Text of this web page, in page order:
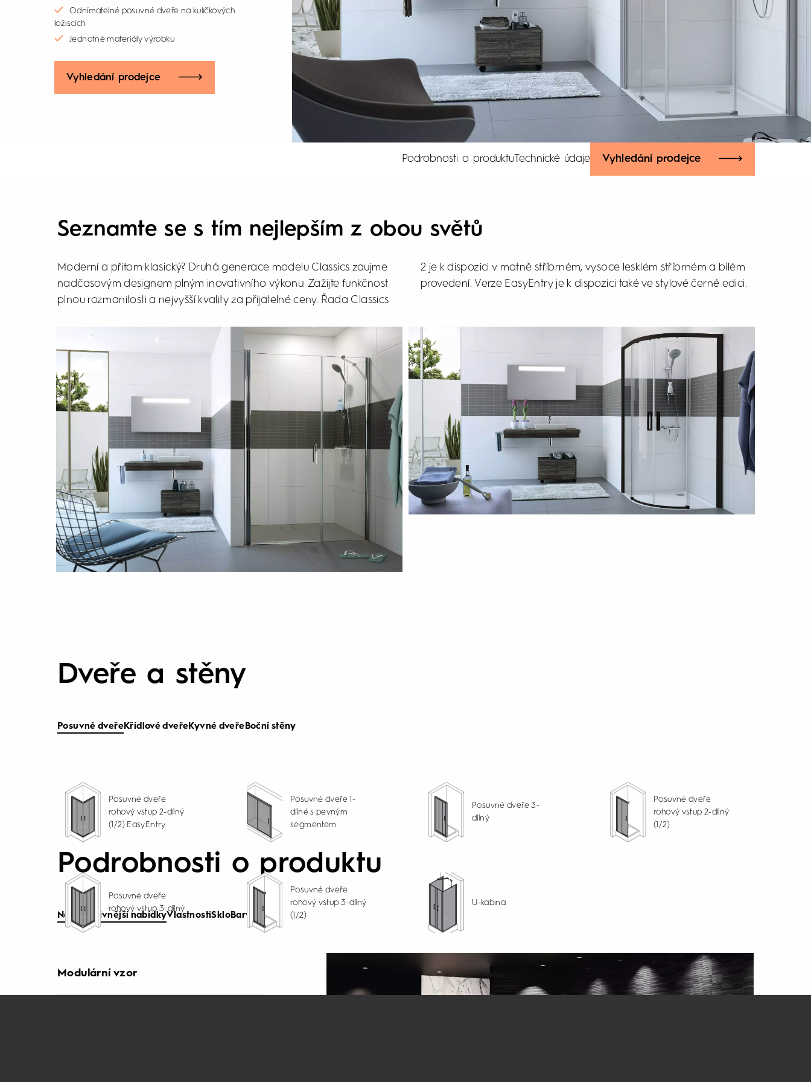
Odnímatelné posuvné dveře na kuličkových
ložiscích
Jednotné materiály výrobku
Vyhledání prodejce
Podrobnosti o produktu Technické údaje Vyhledání prodejce
Seznamte se s tím nejlepším z obou světů
Moderní a přitom klasický? Druhá generace modelu Classics zaujme
nadčasovým designem plným inovativního výkonu. Zažijte funkčnost
plnou rozmanitosti a nejvyšší kvality za přijatelné ceny. Řada Classics
2 je k dispozici v matně stříbrném, vysoce lesklém stříbrném a bílém
provedení. Verze EasyEntry je k dispozici také ve stylové černé edici.
Dveře a stěny
Posuvné dveřeKřídlové dveřeKyvné dveřeBoční stěny
Posuvné dveře
rohový vstup 2-dílný
(1/2) EasyEntry
Posuvné dveře 1-
dílné s pevným
segmentem
Posuvné dveře 3-
dílný
Posuvné dveře
rohový vstup 2-dílný
(1/2)
Posuvné dveře
rohový vstup 3-dílný
Posuvné dveře
rohový vstup 3-dílný
(1/2)
U-kabina
Podrobnosti o produktu
Nejatraktivnější nabídkyVlastnostiSkloBarva
Modulární vzor